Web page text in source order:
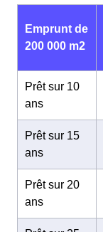
Emprunt de
200 000 m2
Prêt sur 10
ans
Prêt sur 15
ans
Prêt sur 20
ans